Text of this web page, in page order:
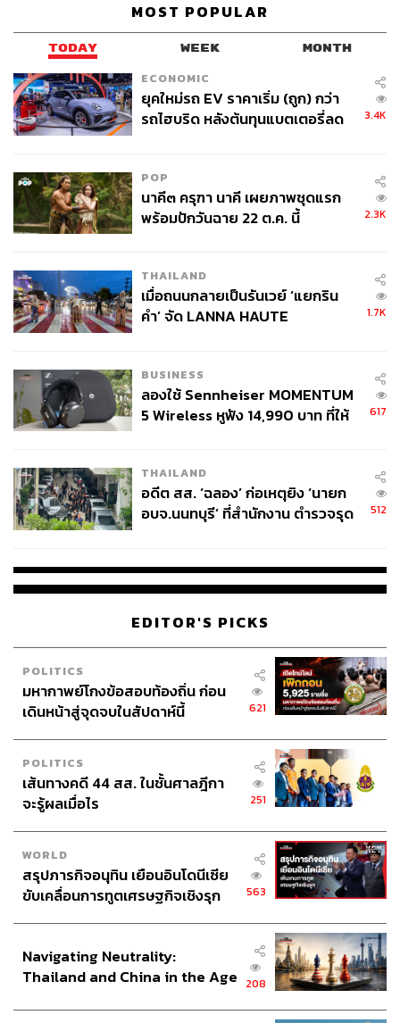
MOST POPULAR
TODAY WEEK MONTH
ECONOMIC
ยุคใหม่รถ EV ราคาเริ่ม (ถูก) กว่า
รถไฮบริด หลังต้นทุนแบตเตอรี่ลด
3.4K
POP
นาคี๓ ครุฑา นาคี เผยภาพชุดแรก
พร้อมปักวันฉาย 22 ต.ค. นี้
2.3K
THAILAND
เมื่อถนนกลายเป็นรันเวย์ ‘แยกริน
คำ’ จัด LANNA HAUTE
1.7K
BUSINESS
ลองใช้ Sennheiser MOMENTUM
5 Wireless หูฟัง 14,990 บาท ที่ให้
617
THAILAND
อดีต สส. ‘ฉลอง’ ก่อเหตุยิง ‘นายก
อบจ.นนทบุรี’ ที่สำนักงาน ตำรวจรุด
512
EDITOR'S PICKS
POLITICS
มหากาพย์โกงข้อสอบท้องถิ่น ก่อน
เดินหน้าสู่จุดจบในสัปดาห์นี้
621
POLITICS
เส้นทางคดี 44 สส. ในชั้นศาลฎีกา
จะรู้ผลเมื่อไร
251
WORLD
สรุปภารกิจอนุทิน เยือนอินโดนีเซีย
ขับเคลื่อนการทูตเศรษฐกิจเชิงรุก
563
Navigating Neutrality:
Thailand and China in the Age
208